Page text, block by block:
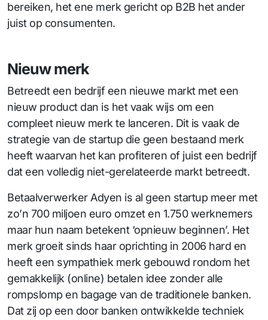
bereiken, het ene merk gericht op B2B het ander
juist op consumenten.
Nieuw merk
Betreedt een bedrijf een nieuwe markt met een
nieuw product dan is het vaak wijs om een
compleet nieuw merk te lanceren. Dit is vaak de
strategie van de startup die geen bestaand merk
heeft waarvan het kan profiteren of juist een bedrijf
dat een volledig niet-gerelateerde markt betreedt.
Betaalverwerker Adyen is al geen startup meer met
zo’n 700 miljoen euro omzet en 1.750 werknemers
maar hun naam betekent ‘opnieuw beginnen’. Het
merk groeit sinds haar oprichting in 2006 hard en
heeft een sympathiek merk gebouwd rondom het
gemakkelijk (online) betalen idee zonder alle
rompslomp en bagage van de traditionele banken.
Dat zij op een door banken ontwikkelde techniek